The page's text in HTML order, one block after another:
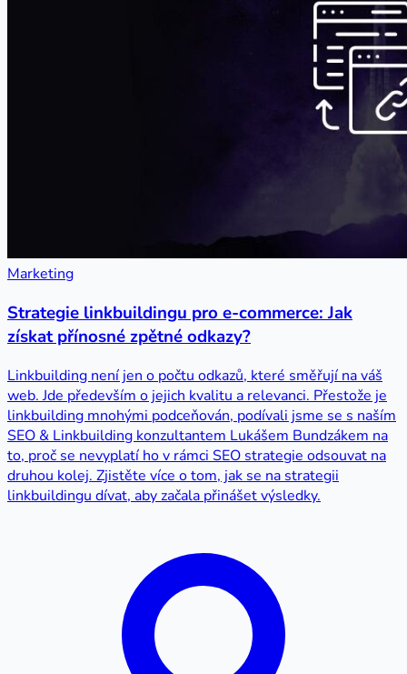
Marketing
Strategie linkbuildingu pro e-commerce: Jak
získat přínosné zpětné odkazy?
Linkbuilding není jen o počtu odkazů, které směřují na váš
web. Jde především o jejich kvalitu a relevanci. Přestože je
linkbuilding mnohými podceňován, podívali jsme se s naším
SEO & Linkbuilding konzultantem Lukášem Bundzákem na
to, proč se nevyplatí ho v rámci SEO strategie odsouvat na
druhou kolej. Zjistěte více o tom, jak se na strategii
linkbuildingu dívat, aby začala přinášet výsledky.